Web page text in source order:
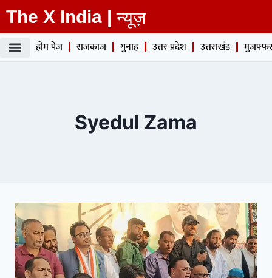
The X India | न्यूज़
होम पेज राजकाज गुनाह उत्तर प्रदेश उत्तराखंड
Syedul Zama